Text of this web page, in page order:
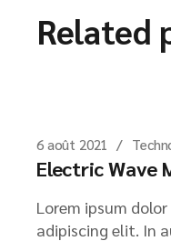
Related
6 août 2021
Electric Wave
Lorem ipsum
adipiscing elit. In